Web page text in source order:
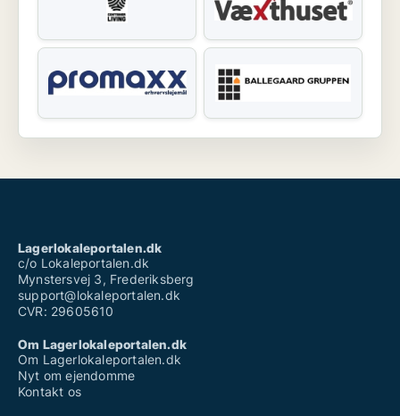
Lagerlokaleportalen.dk
c/o Lokaleportalen.dk
Mynstersvej 3, Frederiksberg
support@lokaleportalen.dk
CVR: 29605610
Om Lagerlokaleportalen.dk
Om Lagerlokaleportalen.dk
Nyt om ejendomme
Kontakt os